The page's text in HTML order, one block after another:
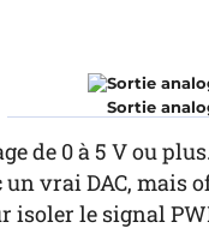
Sortie
de 0 à 5 V ou
vrai DAC, mais
isoler le signal